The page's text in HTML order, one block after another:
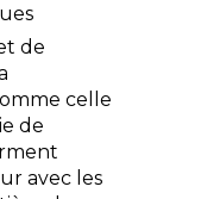
de
celle
de
avec les